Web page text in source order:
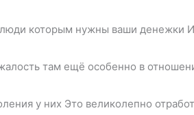
люди которым нужны ваши денежки
жалость там ещё особенно в
у них Это великолепно